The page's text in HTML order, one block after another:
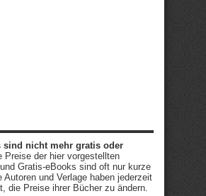
sind nicht mehr gratis oder
Preise der hier vorgestellten
Gratis-eBooks sind oft nur kurze
Autoren und Verlage haben jederzeit
die Preise ihrer Bücher zu ändern.